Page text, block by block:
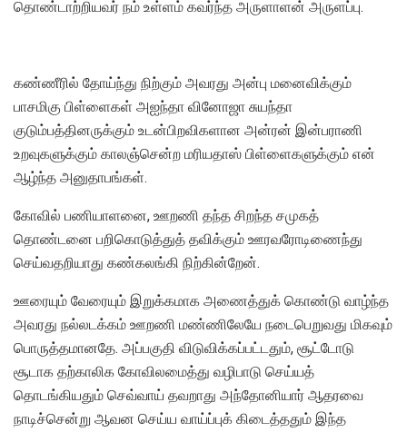
தொண்டாற்றியவர் நம் உள்ளம் கவர்ந்த அருளாளன் அருளப்பு.
கண்ணீரில் தோய்ந்து நிற்கும் அவரது அன்பு மனைவிக்கும்
பாசமிகு பிள்ளைகள் அஐந்தா வினோஜா சுயந்தா
குடும்பத்தினருக்கும் உடன்பிறவிகளான அன்ரன் இன்பராணி
உறவுகளுக்கும் காலஞ்சென்ற மரியதாஸ் பிள்ளைகளுக்கும் என்
ஆழ்ந்த அனுதாபங்கள்.
கோவில் பணியாளனை, ஊறணி தந்த சிறந்த சமுகத்
தொண்டனை பறிகொடுத்துத் தவிக்கும் ஊரவரோடிணைந்து
செய்வதறியாது கண்கலங்கி நிற்கின்றேன்.
ஊரையும் வேரையும் இறுக்கமாக அணைத்துக் கொண்டு வாழ்ந்த
அவரது நல்லடக்கம் ஊறணி மண்ணிலேயே நடைபெறுவது மிகவும்
பொருத்தமானதே. அப்பகுதி விடுவிக்கப்பட்டதும், சூட்டோடு
சூடாக தற்காலிக கோவிலமைத்து வழிபாடு செய்யத்
தொடங்கியதும் செவ்வாய் தவறாது அந்தோனியார் ஆதரவை
நாடிச்சென்று ஆவன செய்ய வாய்ப்புக் கிடைத்ததும் இந்த